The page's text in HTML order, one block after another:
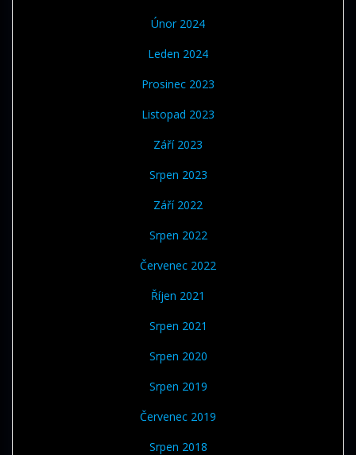
Únor 2024
Leden 2024
Prosinec 2023
Listopad 2023
Září 2023
Srpen 2023
Září 2022
Srpen 2022
Červenec 2022
Říjen 2021
Srpen 2021
Srpen 2020
Srpen 2019
Červenec 2019
Srpen 2018